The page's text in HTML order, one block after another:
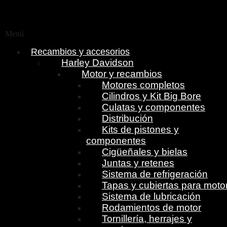
Menú
Recambios y accesorios
Harley Davidson
Motor y recambios
Motores completos
Cilindros y Kit Big Bore
Culatas y componentes
Distribución
Kits de pistones y
componentes
Cigüeñales y bielas
Juntas y retenes
Sistema de refrigeración
Tapas y cubiertas para
Sistema de lubricación
Rodamientos de motor
Tornillería, herrajes y